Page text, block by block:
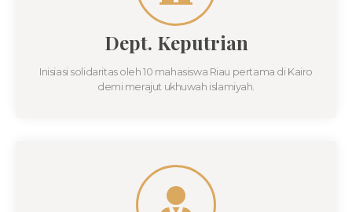
Dept. Keputrian
Inisiasi solidaritas oleh 10 mahasiswa Riau pertama di Kairo
demi merajut ukhuwah islamiyah.